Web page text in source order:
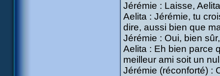
Jérémie : Laisse,
Aelita : Jérémie, tu
dire, aussi bien que
Jérémie : Oui, bien
Aelita : Eh bien parce
meilleur ami soit un
Jérémie (réconforté) :